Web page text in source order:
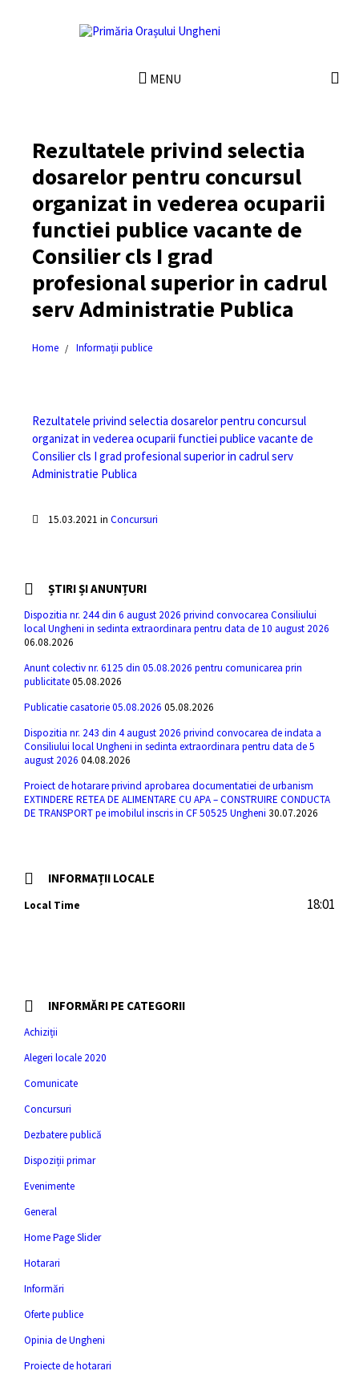
MENU
Rezultatele privind selectia
dosarelor pentru concursul
organizat in vederea ocuparii
functiei publice vacante de
Consilier cls I grad
profesional superior in cadrul
serv Administratie Publica
Home Informații publice
Rezultatele privind selectia dosarelor pentru concursul
organizat in vederea ocuparii functiei publice vacante de
Consilier cls I grad profesional superior in cadrul serv
Administratie Publica
15.03.2021 in Concursuri
ȘTIRI ȘI ANUNȚURI
Dispozitia nr. 244 din 6 august 2026 privind convocarea Consiliului
local Ungheni in sedinta extraordinara pentru data de 10 august 2026
06.08.2026
Anunt colectiv nr. 6125 din 05.08.2026 pentru comunicarea prin
publicitate05.08.2026
Publicatie casatorie 05.08.2026 05.08.2026
Dispozitia nr. 243 din 4 august 2026 privind convocarea de indata a
Consiliului local Ungheni in sedinta extraordinara pentru data de 5
august 2026 04.08.2026
Proiect de hotarare privind aprobarea documentatiei de urbanism
EXTINDERE RETEA DE ALIMENTARE CU APA – CONSTRUIRE CONDUCTA
DE TRANSPORT pe imobilul inscris in CF 50525 Ungheni 30.07.2026
INFORMAȚII LOCALE
Local Time 18:01
INFORMĂRI PE CATEGORII
Achiziții
Alegeri locale 2020
Comunicate
Concursuri
Dezbatere publică
Dispoziții primar
Evenimente
General
Home Page Slider
Hotarari
Informări
Oferte publice
Opinia de Ungheni
Proiecte de hotarari